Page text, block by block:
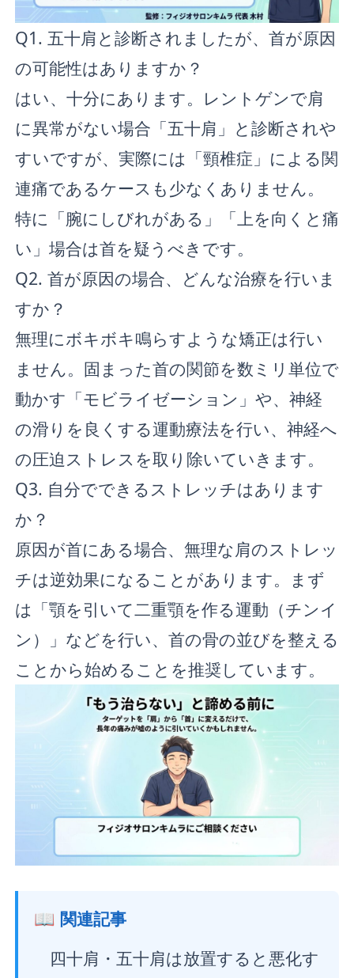
Q1. 五十肩と診断されましたが、首が原因
の可能性はありますか？
はい、十分にあります。レントゲンで肩
に異常がない場合「五十肩」と診断されや
すいですが、実際には「頸椎症」による関
連痛であるケースも少なくありません。
特に「腕にしびれがある」「上を向くと痛
い」場合は首を疑うべきです。
Q2. 首が原因の場合、どんな治療を行いま
すか？
無理にボキボキ鳴らすような矯正は行い
ません。固まった首の関節を数ミリ単位で
動かす「モビライゼーション」や、神経
の滑りを良くする運動療法を行い、神経へ
の圧迫ストレスを取り除いていきます。
Q3. 自分でできるストレッチはあります
か？
原因が首にある場合、無理な肩のストレッ
チは逆効果になることがあります。まず
は「顎を引いて二重顎を作る運動（チンイ
ン）」などを行い、首の骨の並びを整える
ことから始めることを推奨しています。
📖 関連記事
四十肩・五十肩は放置すると悪化す